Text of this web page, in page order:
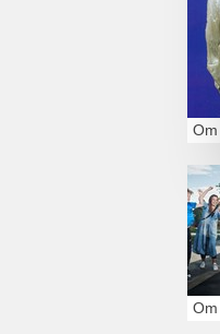
Om
Om